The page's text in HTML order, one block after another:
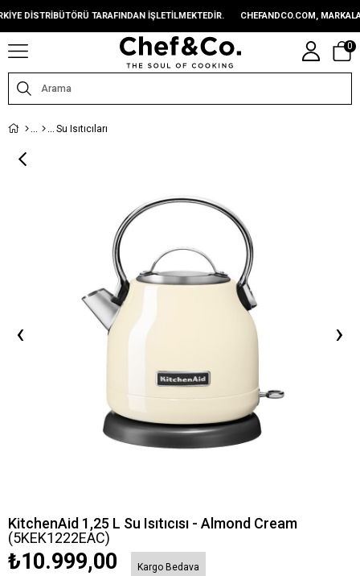
DISTRIBÜTÖRÜ TARAFINDAN IŞLETILMEKTEDIR. CHEFANDCO.COM,
0
Su Isıtıcıları
‹ ›
KitchenAid 1,25 L Su Isıtıcısı - Almond Cream
(5KEK1222EAC)
₺10.999,00 Kargo Bedava